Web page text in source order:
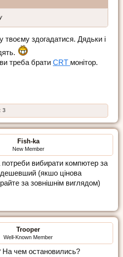
твоєму здогадатися. Дядьки і
треба брати CRT монітор.
3
Fish-ka
New Member
вибирати компютер за
(якшо цінова
за зовнішнім виглядом)
Trooper
Well-Known Member
На чем остановились?